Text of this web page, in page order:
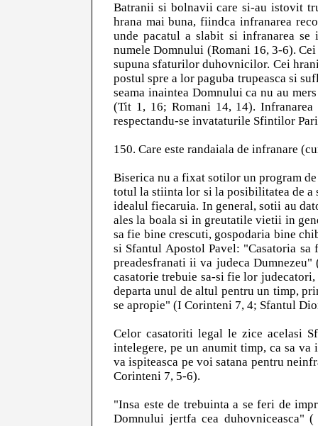
Batranii si bolnavii care si-au istovit
hrana mai buna, fiindca infranarea
unde pacatul a slabit si infranarea se
numele Domnului (Romani 16, 3-6).
supuna sfaturilor duhovnicilor. Cei
postul spre a lor paguba trupeasca si
seama inaintea Domnului ca nu au
(Tit 1, 16; Romani 14, 14).
respectandu-se invataturile Sfintilor
150. Care este randaiala de infranare
Biserica nu a fixat sotilor un program
totul la stiinta lor si la posibilitatea de
idealul fiecaruia. In general, sotii au
ales la boala si in greutatile vietii in
sa fie bine crescuti, gospodaria bine
si Sfantul Apostol Pavel: "Casatoria
preadesfranati ii va judeca
casatorie trebuie sa-si fie lor
departa unul de altul pentru un timp,
se apropie" (I Corinteni 7, 4; Sfantul
Celor casatoriti legal le zice acelasi
intelegere, pe un anumit timp, ca sa
va ispiteasca pe voi satana pentru
Corinteni 7, 5-6).
"Insa este de trebuinta a se feri de
Domnului jertfa cea duhovniceasca"